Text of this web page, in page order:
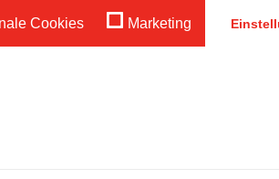
Cookies Marketing